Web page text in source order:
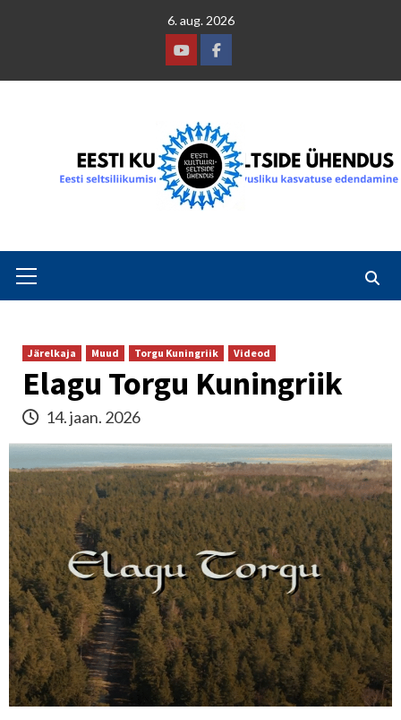
6. aug. 2026
YoutubeFacebook
Menu
Järelkaja Muud Torgu Kuningriik Videod
Elagu Torgu Kuningriik
14. jaan. 2026